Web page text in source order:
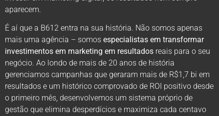
aparecem.
É aí que a B612 entra na sua história. Não somos apenas
mais uma agência – somos especialistas em transformar
investimentos em marketing em resultados reais para o seu
negócio. Ao londo de mais de 20 anos de história
gerenciamos campanhas que geraram mais de R$1,7 bi em
resultados e um histórico comprovado de ROI positivo desde
o primeiro mês, desenvolvemos um sistema próprio de
gestão que elimina desperdícios e maximiza cada centavo